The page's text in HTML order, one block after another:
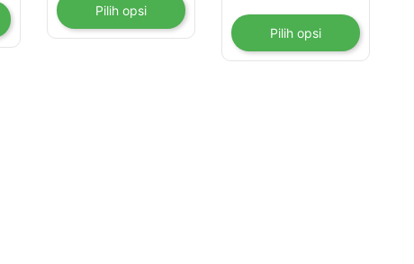
905,000
3,637,500
hingga
Rp 43,560,000
Pilih opsi
Rp 4,384,400
hingga
Rp 5,677,200
Pilih opsi